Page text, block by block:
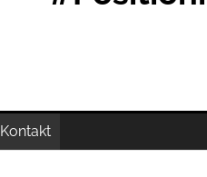
Kontakt